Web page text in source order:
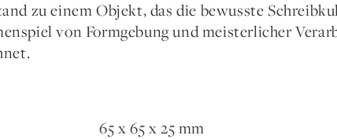
zu einem Objekt, das die bewusste
von Formgebung und meisterlicher
65 x 65 x 25 mm